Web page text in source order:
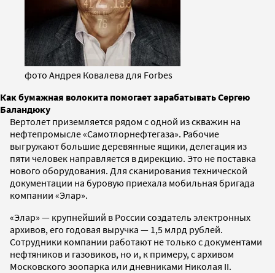
фото Андрея Ковалева для Forbes
Как бумажная волокита помогает зарабатывать Сергею
Баландюку
Вертолет приземляется рядом с одной из скважин на
нефтепромысле «Самотлорнефтегаза». Рабочие
выгружают большие деревянные ящики, делегация из
пяти человек направляется в дирекцию. Это не поставка
нового оборудования. Для сканирования технической
документации на буровую приехала мобильная бригада
компании «Элар».
«Элар» — крупнейший в России создатель электронных
архивов, его годовая выручка — 1,5 млрд рублей.
Сотрудники компании работают не только с документами
нефтяников и газовиков, но и, к примеру, с архивом
Московского зоопарка или дневниками Николая II.